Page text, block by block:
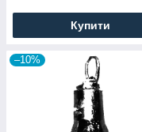
Купити
–10%